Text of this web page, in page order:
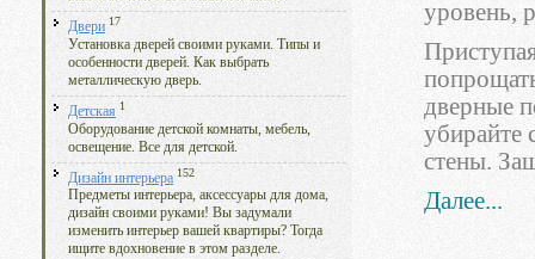
Двери 17
Установка дверей своими руками. Типы и
особенности дверей. Как выбрать
металлическую дверь.
Детская 1
Оборудование детской комнаты, мебель,
освещение. Все для детской.
Дизайн интерьера 152
Предметы интерьера, аксессуары для дома,
дизайн своими руками! Вы задумали
изменить интерьер вашей квартиры? Тогда
ищите вдохновение в этом разделе.
уровень,
дверные
убирайте
стены.
Далее...